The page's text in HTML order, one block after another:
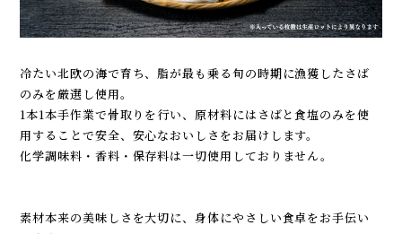
冷たい北欧の海で育ち、脂が最も乗る旬の時期に漁獲したさば
のみを厳選し使用。
1本1本手作業で骨取りを行い、原材料にはさばと食塩のみを使
用することで安全、安心なおいしさをお届けします。
化学調味料・香料・保存料は一切使用しておりません。
素材本来の美味しさを大切に、身体にやさしい食卓をお手伝い